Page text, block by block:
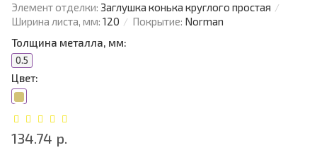
Элемент отделки: Заглушка конька круглого простая
Ширина листа, мм: 120 Покрытие: Norman
Толщина металла, мм:
0.5
Цвет:
134.74 р.